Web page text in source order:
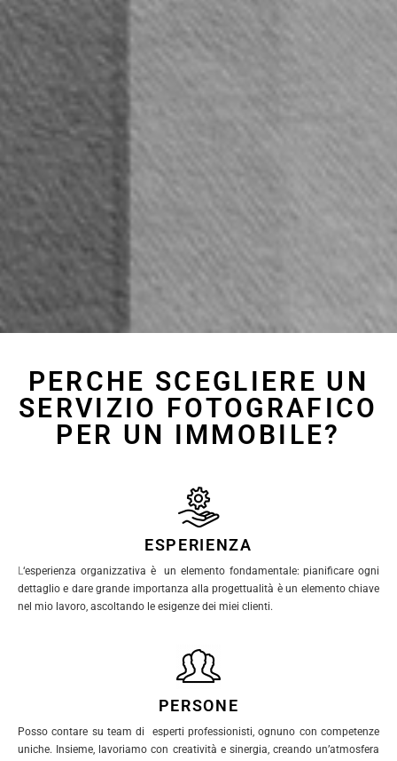
PERCHE SCEGLIERE UN
SERVIZIO FOTOGRAFICO
PER UN IMMOBILE?
ESPERIENZA
L‘esperienza organizzativa è un elemento fondamentale: pianificare ogni
dettaglio e dare grande importanza alla progettualità è un elemento chiave
nel mio lavoro, ascoltando le esigenze dei miei clienti.
PERSONE
Posso contare su team di esperti professionisti, ognuno con competenze
uniche. Insieme, lavoriamo con creatività e sinergia, creando un’atmosfera